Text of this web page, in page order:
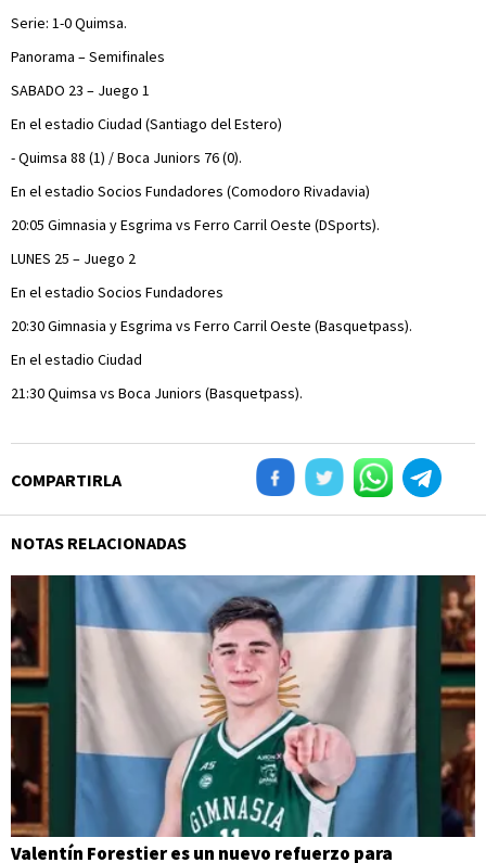
Serie: 1-0 Quimsa.
Panorama – Semifinales
SABADO 23 – Juego 1
En el estadio Ciudad (Santiago del Estero)
- Quimsa 88 (1) / Boca Juniors 76 (0).
En el estadio Socios Fundadores (Comodoro Rivadavia)
20:05 Gimnasia y Esgrima vs Ferro Carril Oeste (DSports).
LUNES 25 – Juego 2
En el estadio Socios Fundadores
20:30 Gimnasia y Esgrima vs Ferro Carril Oeste (Basquetpass).
En el estadio Ciudad
21:30 Quimsa vs Boca Juniors (Basquetpass).
COMPARTIRLA
NOTAS RELACIONADAS
Valentín Forestier es un nuevo refuerzo para